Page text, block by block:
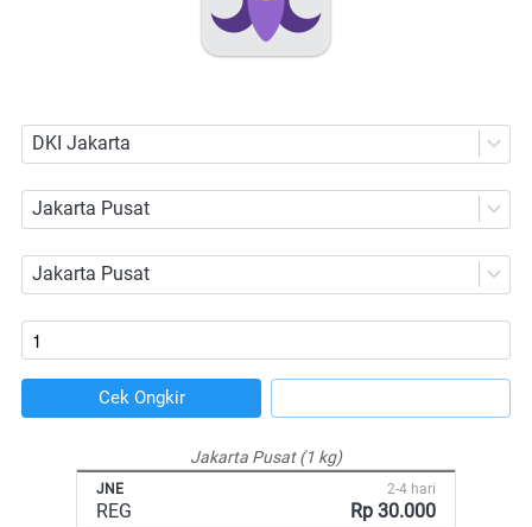
DKI Jakarta
Jakarta Pusat
Jakarta Pusat
`Cek Ongkir
Jakarta Pusat (1 kg)
JNE
REG
2-4 hari
Rp 30.000